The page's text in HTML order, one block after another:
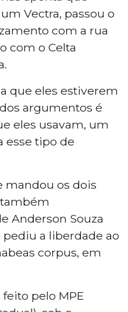
Vectra, passou o
com a rua
com o Celta
que eles estiverem
argumentos é
eles usavam, um
esse tipo de
mandou os dois
Anderson Souza
pediu a liberdade ao
corpus, em
pelo MPE